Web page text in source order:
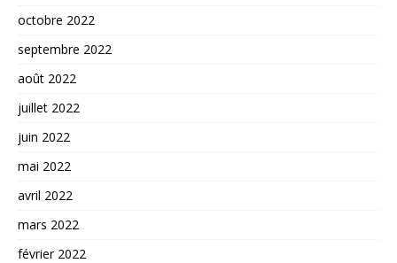
octobre 2022
septembre 2022
août 2022
juillet 2022
juin 2022
mai 2022
avril 2022
mars 2022
février 2022